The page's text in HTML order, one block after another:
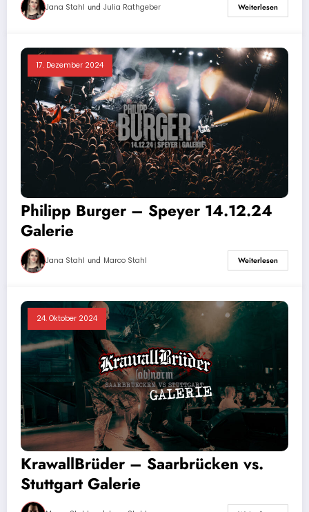
Jana Stahl und Julia Rathgeber Weiterlesen
17. Dezember 2024
Philipp Burger – Speyer 14.12.24
Galerie
Jana Stahl und Marco Stahl Weiterlesen
24. Oktober 2024
KrawallBrüder – Saarbrücken vs.
Stuttgart Galerie